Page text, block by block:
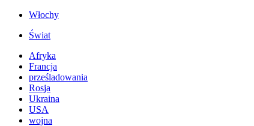
Włochy
Świat
Afryka
Francja
prześladowania
Rosja
Ukraina
USA
wojna